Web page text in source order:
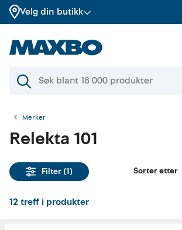
Velg din butikk
Merker
Relekta 101
Filter (1) Sorter etter
12treff i produkter